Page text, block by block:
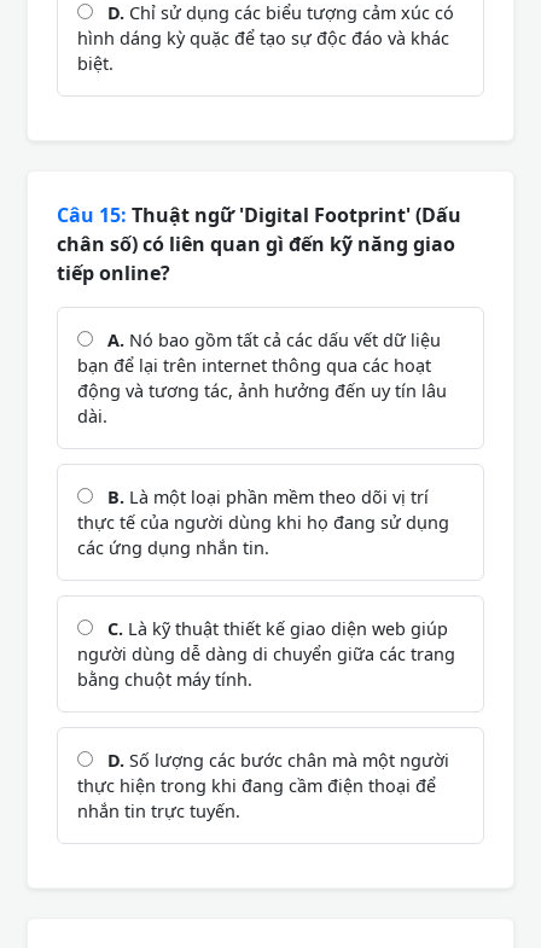
D. Chỉ sử dụng các biểu tượng cảm xúc có
hình dáng kỳ quặc để tạo sự độc đáo và khác
biệt.
Câu 15: Thuật ngữ 'Digital Footprint' (Dấu
chân số) có liên quan gì đến kỹ năng giao
tiếp online?
A. Nó bao gồm tất cả các dấu vết dữ liệu
bạn để lại trên internet thông qua các hoạt
động và tương tác, ảnh hưởng đến uy tín lâu
dài.
B. Là một loại phần mềm theo dõi vị trí
thực tế của người dùng khi họ đang sử dụng
các ứng dụng nhắn tin.
C. Là kỹ thuật thiết kế giao diện web giúp
người dùng dễ dàng di chuyển giữa các trang
bằng chuột máy tính.
D. Số lượng các bước chân mà một người
thực hiện trong khi đang cầm điện thoại để
nhắn tin trực tuyến.